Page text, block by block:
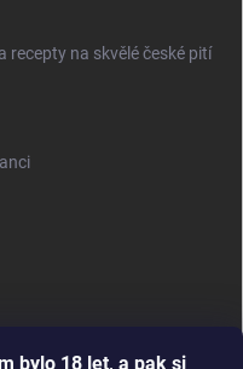
bylo 18 let, a pak si
recepty na skvělé české pití